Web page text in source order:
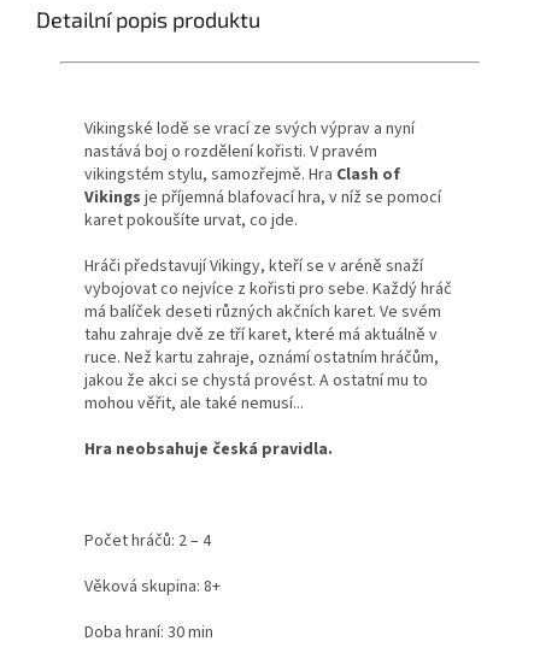
Detailní popis produktu
Vikingské lodě se vrací ze svých výprav a nyní
nastává boj o rozdělení kořisti. V pravém
vikingstém stylu, samozřejmě. Hra Clash of
Vikings je příjemná blafovací hra, v níž se pomocí
karet pokoušíte urvat, co jde.
Hráči představují Vikingy, kteří se v aréně snaží
vybojovat co nejvíce z kořisti pro sebe. Každý hráč
má balíček deseti různých akčních karet. Ve svém
tahu zahraje dvě ze tří karet, které má aktuálně v
ruce. Než kartu zahraje, oznámí ostatním hráčům,
jakou že akci se chystá provést. A ostatní mu to
mohou věřit, ale také nemusí...
Hra neobsahuje česká pravidla.
Počet hráčů: 2 – 4
Věková skupina: 8+
Doba hraní: 30 min